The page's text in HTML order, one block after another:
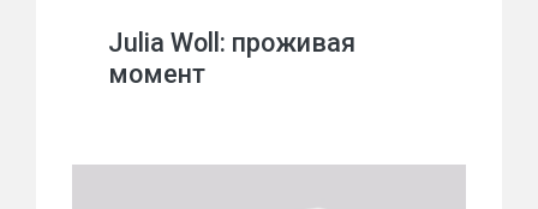
Julia Woll: проживая
момент